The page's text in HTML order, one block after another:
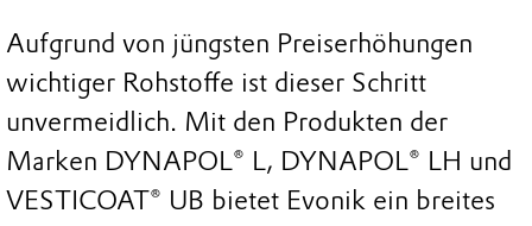
Aufgrund von jüngsten Preiserhöhungen
wichtiger Rohstoffe ist dieser Schritt
unvermeidlich. Mit den Produkten der
Marken DYNAPOL® L, DYNAPOL® LH und
VESTICOAT® UB bietet Evonik ein breites